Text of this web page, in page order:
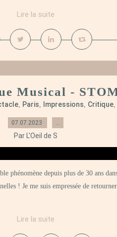
Lire la suite
Musical -
, Paris, Impressions, Critique,
07.07.2023 …
Par L'Oeil de S
phénomène depuis plus de 30 ans
! Je me suis empressée de
Lire la suite